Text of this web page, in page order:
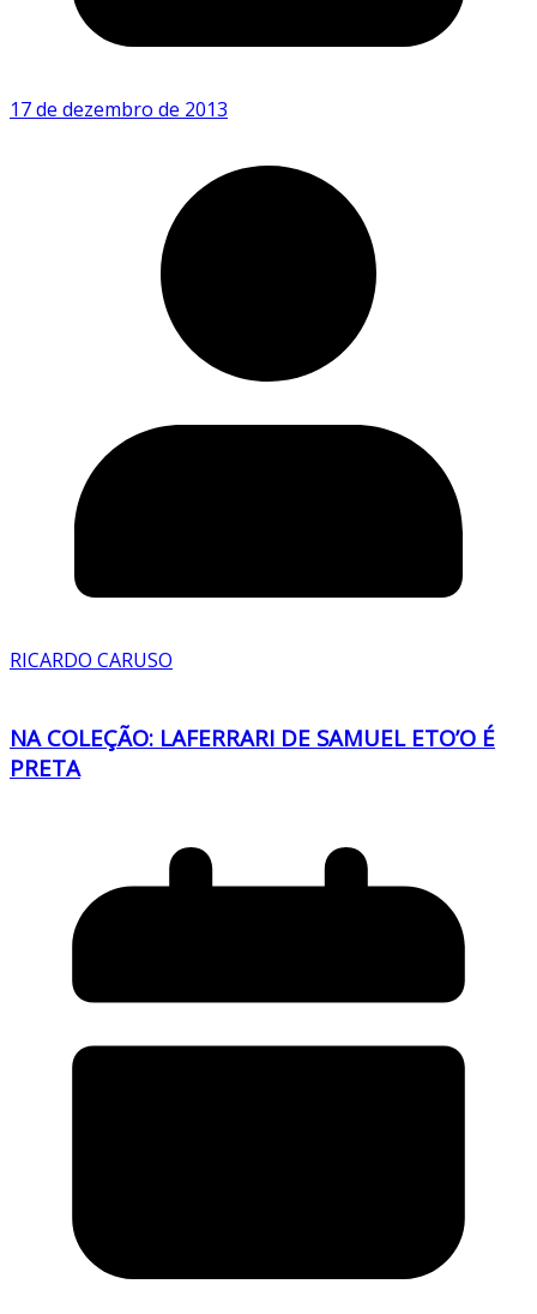
17 de dezembro de 2013
RICARDO CARUSO
NA COLEÇÃO: LAFERRARI DE SAMUEL ETO’O É
PRETA